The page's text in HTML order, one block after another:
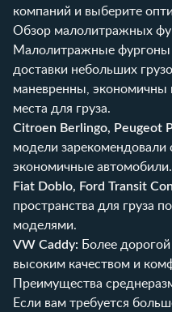
компаний и выберите
Обзор малолитражных
Малолитражные фургоны
доставки небольших
маневренны, экономичны
места для груза.
Citroen Berlingo, Peugeot
модели зарекомендовали
экономичные автомобили.
Fiat Doblo, Ford Transit
пространства для груза
моделями.
VW Caddy: Более
высоким качеством и
Преимущества
Если вам требуется